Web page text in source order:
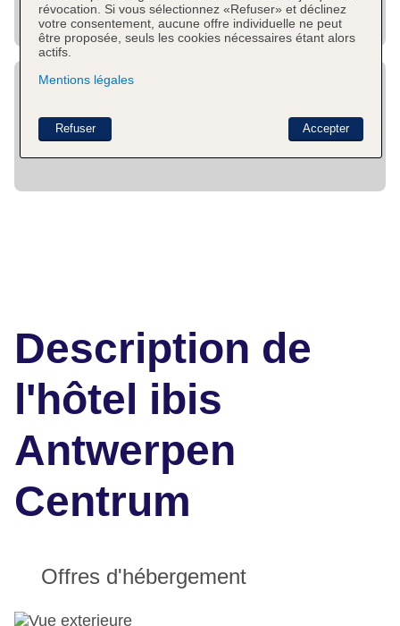
Description de
l'hôtel ibis
Antwerpen
Centrum
Offres d'hébergement
révocation. Si vous sélectionnez «Refuser» et déclinez
votre consentement, aucune offre individuelle ne peut
être proposée, seuls les cookies nécessaires étant alors
actifs.
Mentions légales
Accepter
Refuser